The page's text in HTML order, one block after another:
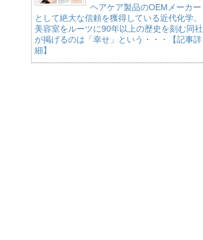
ヘアケア製品のOEMメーカー
として絶大な信頼を獲得している近代化学。
美容室をルーツに90年以上の歴史を刻む同社
が掲げるのは「幸せ」という・・・【記事詳
細】